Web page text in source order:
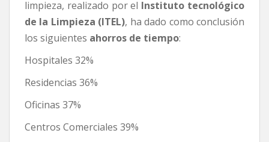
limpieza, realizado por el Instituto tecnológico
de la Limpieza (ITEL), ha dado como conclusión
los siguientes ahorros de tiempo:
Hospitales 32%
Residencias 36%
Oficinas 37%
Centros Comerciales 39%